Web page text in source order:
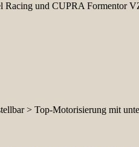
Racing und CUPRA Formentor
> Top-Motorisierung mit